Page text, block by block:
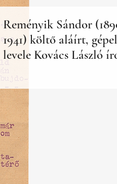
Reményik Sándor
1941) költő aláírt,
levele Kovács László